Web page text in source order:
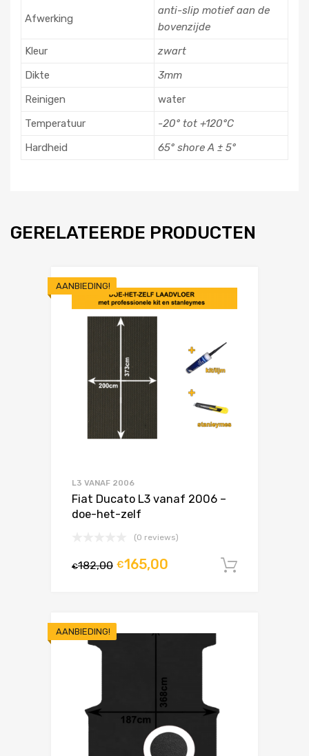
Afwerking
anti-slip motief aan de
bovenzijde
Kleur
zwart
Dikte
3mm
Reinigen
water
Temperatuur
-20° tot +120°C
Hardheid
65° shore A ± 5°
GERELATEERDE PRODUCTEN
AANBIEDING!
L3 VANAF 2006
Fiat Ducato L3 vanaf 2006 –
doe-het-zelf
(0 reviews)
€182,00 €165,00
AANBIEDING!